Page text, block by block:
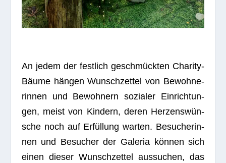
An jedem der fest­lich geschmück­ten Cha­rity-
Bäume hän­gen Wunsch­zet­tel von Bewoh­ne­
rin­nen und Bewoh­nern sozia­ler Ein­rich­tun­
gen, meist von Kin­dern, deren Her­zens­wün­
sche noch auf Erfül­lung war­ten. Besu­che­rin­
nen und Besu­cher der Gale­ria kön­nen sich
einen die­ser Wunsch­zet­tel aus­su­chen, das